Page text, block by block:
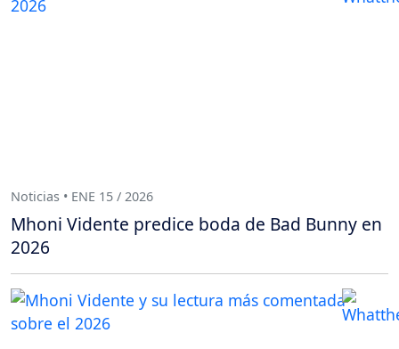
Noticias • ENE 15 / 2026
Mhoni Vidente predice boda de Bad Bunny en
2026